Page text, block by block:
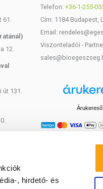
, hirdető- és
61.
12.
út 131.
Telefon: +36-1-255-
Cím: 1184 Budapest,
Email:
Viszonteladói -